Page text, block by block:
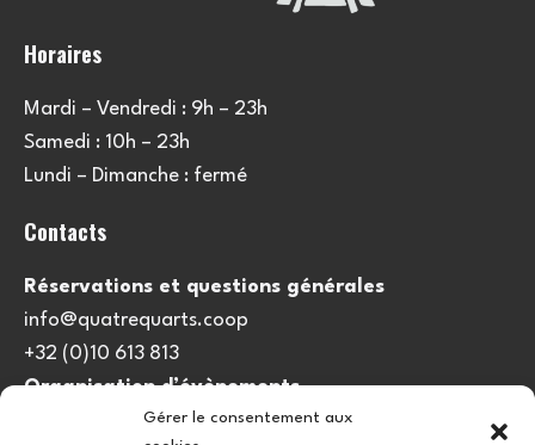
Gérer le consentement aux
Horaires
Mardi – Vendredi : 9h – 23h
Samedi : 10h – 23h
Lundi – Dimanche : fermé
Contacts
Réservations et questions générales
info@quatrequarts.coop
+32 (0)10 613 813
Organisation d’évènements
viedulieu@quatrequarts.coop